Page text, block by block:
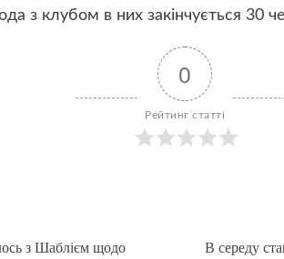
з клубом в них закінчується 30
0
Рейтинг статті
з Шаблієм щодо
В середу